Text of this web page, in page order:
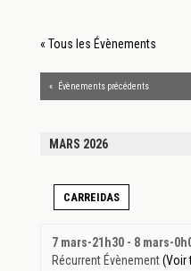
« Tous les Évènements
« Évènements précédents
MARS 2026
CARREIDAS
7 mars-21h30- 8 mars-
Récurrent Évènement(Voir